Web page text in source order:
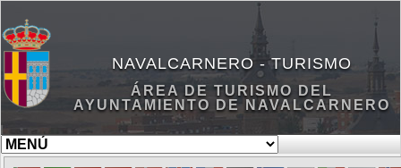
NAVALCARNERO - TURISMO
ÁREA DE TURISMO DEL
AYUNTAMIENTO DE NAVALCARNERO